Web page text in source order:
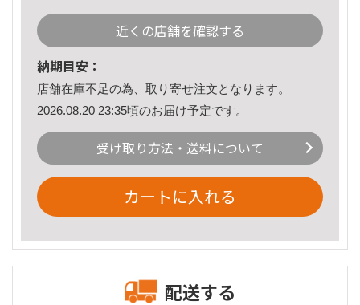
近くの店舗を確認する
納期目安：
店舗在庫不足の為、取り寄せ注文となります。
2026.08.20 23:35頃のお届け予定です。
受け取り方法・送料について
カートに入れる
配送する